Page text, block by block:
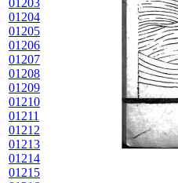
01203
01204
01205
01206
01207
01208
01209
01210
01211
01212
01213
01214
01215